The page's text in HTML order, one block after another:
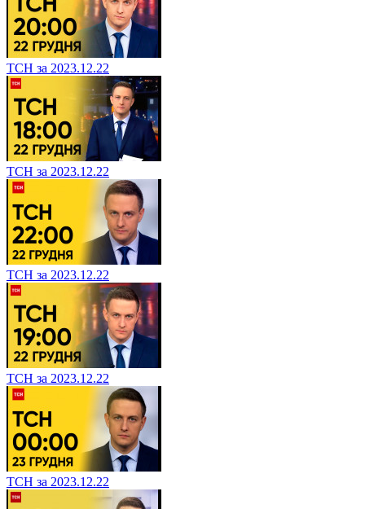
ТСН за 2023.12.22
ТСН за 2023.12.22
ТСН за 2023.12.22
ТСН за 2023.12.22
ТСН за 2023.12.22